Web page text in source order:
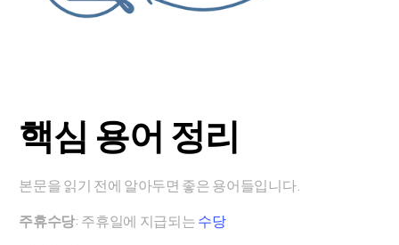
핵심 용어 정리
본문을 읽기 전에 알아두면 좋은 용어들입니다.
주휴수당: 주휴일에 지급되는수당